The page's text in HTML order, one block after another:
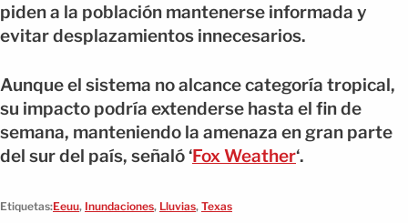
piden a la población mantenerse informada y
evitar desplazamientos innecesarios.
Aunque el sistema no alcance categoría tropical,
su impacto podría extenderse hasta el fin de
semana, manteniendo la amenaza en gran parte
del sur del país, señaló ‘Fox Weather‘.
Etiquetas:Eeuu, Inundaciones, Lluvias, Texas